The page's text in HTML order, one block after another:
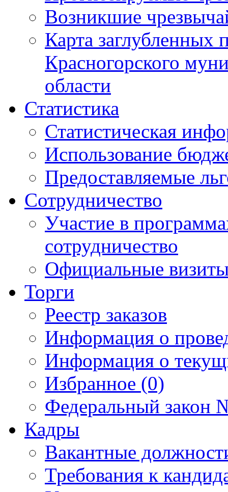
Возникшие
Карта
Красногорского
области
Статистика
Статистическая
Использование
Предоставляемые
Сотрудничество
Участие в
сотрудничество
Официальные
Торги
Реестр заказов
Информация о
Информация о
Избранное (0)
Федеральный закон
Кадры
Вакантные
Требования к